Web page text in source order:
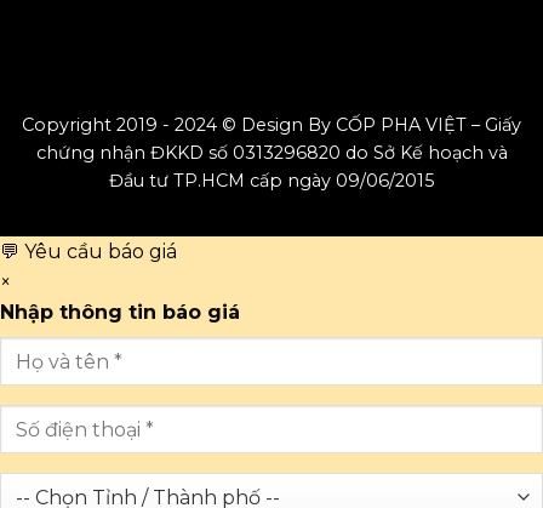
Copyright 2019 - 2024 © Design By CỐP PHA VIỆT – Giấy
chứng nhận ĐKKD số 0313296820 do Sở Kế hoạch và
Đầu tư TP.HCM cấp ngày 09/06/2015
💬 Yêu cầu báo giá
×
Nhập thông tin báo giá